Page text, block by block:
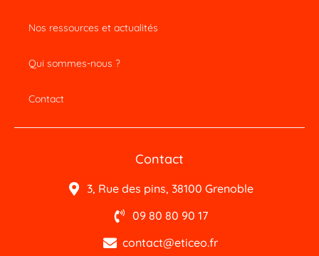
Nos ressources et actualités
Qui sommes-nous ?
Contact
Contact
3, Rue des pins, 38100 Grenoble
09 80 80 90 17
contact@eticeo.fr